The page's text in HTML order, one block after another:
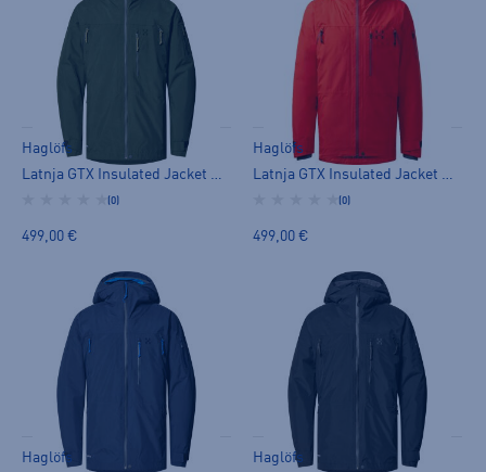
Haglöfs
(0)
499,00 €
Haglöfs
(0)
499,00 €
Haglöfs
Haglöfs